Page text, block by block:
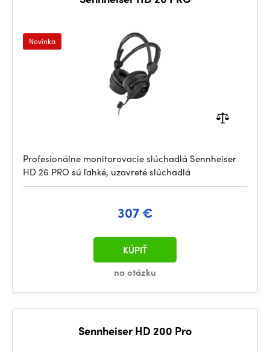
Novinka
Profesionálne monitorovacie slúchadlá Sennheiser
HD 26 PRO sú ľahké, uzavreté slúchadlá
307 €
na otázku
KÚPIŤ
Sennheiser HD 200 Pro